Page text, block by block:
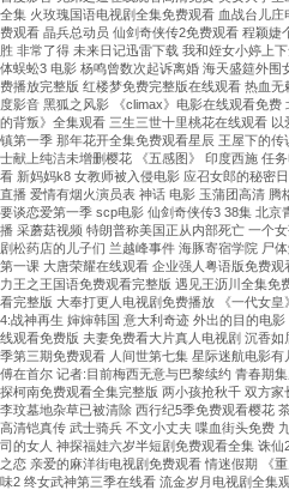
全集 火玫瑰国语电视剧全集免费观看 血战台儿
费观看 晶兵总动员 仙剑奇侠传2免费观看 程颖
胜 非常了得 未来日记迅雷下载 我和姪女小婷上
体蜈蚣3 电影 杨鸣曾数次起诉离婚 海天盛筵外
费播放完整版 红楼梦免费完整版在线观看 热血
度影音 黑狐之风影 《climax》电影在线观看免
的背叛》全集观看 三生三世十里桃花在线观看
镇第一季 那年花开全集免费观看星辰 王屋下的
士献上纯洁未增删樱花 《五感图》 印度西施 任
看 新妈妈k8 女教师被入侵电影 应召女郎的秘密
直播 爱情有烟火演员表 神话 电影 玉蒲团高清
要谈恋爱第一季 scp电影 仙剑奇侠传3 38集 北
播 采蘑菇视频 特朗普称美国正从内部死亡 一个
剧松药店的儿子们 兰越峰事件 海豚寄宿学院 尸
第一课 大唐荣耀在线观看 企业强人粤语版免费
力王之王国语免费观看完整版 遇见王沥川全集免
看完整版 大奉打更人电视剧免费播放 《一代女
4:战神再生 婶婶韩国 意大利奇迹 外出的目的电
线观看免费版 夫妻免费看大片真人电视剧 沉香
季第三期免费观看 人间世第七集 星际迷航电影
傅在首尔 记者:目前梅西无意与巴黎续约 青春期
探柯南免费观看全集完整版 两小孩抢秋千 双方
李玟墓地杂草已被清除 西行纪5季免费观看樱花
高清铠真传 武士骑兵 不文小丈夫 喋血街头免费
司的女人 神探福娃六岁半短剧免费观看全集 诛
之恋 亲爱的麻洋街电视剧免费观看 情迷假期 《
味2 终女武神第三季在线看 流金岁月电视剧全集